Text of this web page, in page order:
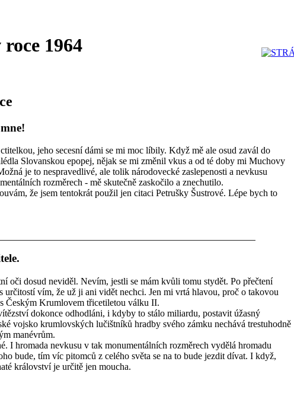
1964
jeho secesní dámi se mi moc líbily. Když mě ale osud zavál do
Slovanskou epopej, nějak se mi změnil vkus a od té doby mi Muchovy
je to nespravedlivé, ale tolik národovecké zaslepenosti a nevkusu
rozměrech - mě skutečně zaskočilo a znechutilo.
že jsem tentokrát použil jen citaci Petrušky Šustrové. Lépe bych to
oči dosud neviděl. Nevím, jestli se mám kvůli tomu stydět. Po přečtení
určitostí vím, že už ji ani vidět nechci. Jen mi vrtá hlavou, proč o takovou
Českým Krumlovem třicetiletou válku II.
dokonce odhodláni, i kdyby to stálo miliardu, postavit úžasný
vojsko krumlovských lučištníků hradby svého zámku nechává trestuhodně
manévrům.
I hromada nevkusu v tak monumentálních rozměrech vydělá hromadu
bude, tím víc pitomců z celého světa se na to bude jezdit dívat. I když,
království je určitě jen moucha.